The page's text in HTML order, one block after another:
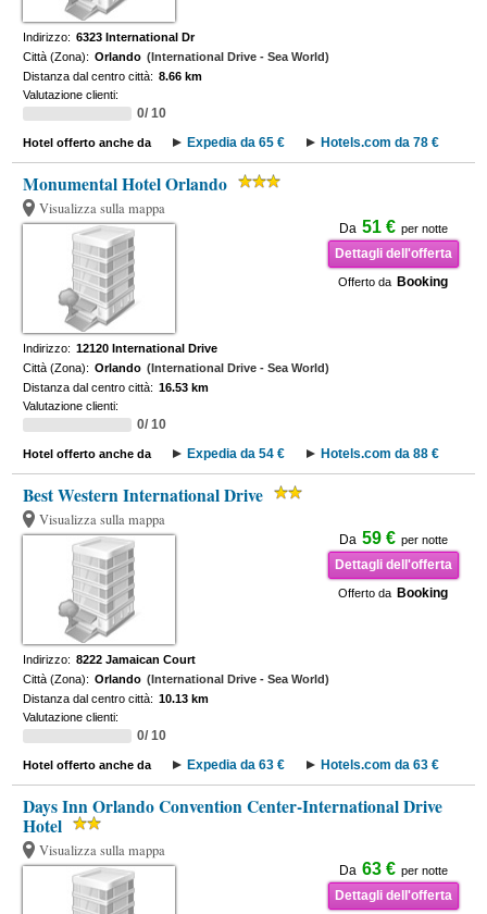
Indirizzo: 6323 International Dr
Città (Zona): Orlando (International Drive - Sea World)
Distanza dal centro città: 8.66 km
Valutazione clienti:
0/ 10
Hotel offerto anche da Expedia da 65 € Hotels.com da 78 €
Monumental Hotel Orlando
Visualizza sulla mappa
Da 51 € per notte
Dettagli dell'offerta
Offerto da Booking
Indirizzo: 12120 International Drive
Città (Zona): Orlando (International Drive - Sea World)
Distanza dal centro città: 16.53 km
Valutazione clienti:
0/ 10
Hotel offerto anche da Expedia da 54 € Hotels.com da 88 €
Best Western International Drive
Visualizza sulla mappa
Da 59 € per notte
Dettagli dell'offerta
Offerto da Booking
Indirizzo: 8222 Jamaican Court
Città (Zona): Orlando (International Drive - Sea World)
Distanza dal centro città: 10.13 km
Valutazione clienti:
0/ 10
Hotel offerto anche da Expedia da 63 € Hotels.com da 63 €
Days Inn Orlando Convention Center-International Drive
Hotel
Visualizza sulla mappa
Da 63 € per notte
Dettagli dell'offerta